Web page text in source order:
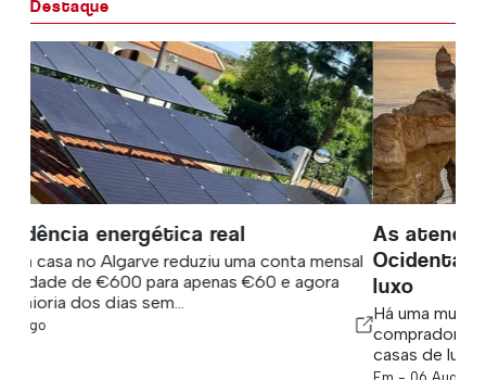
Destaque
As atenções se voltam para o Algarve
Ocidental em busca de novas casas de
luxo
Há uma mudança constante em andamento onde
compradores ricos desejam construir suas novas